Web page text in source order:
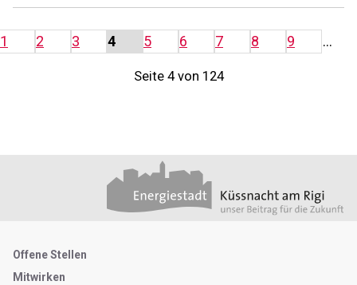
1 2 3 4 5 6 7 8 9 …
Seite 4 von 124
Metanavigation
Offene Stellen
Mitwirken